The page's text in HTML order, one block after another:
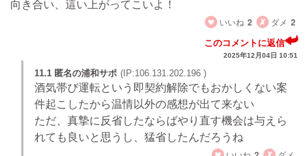
向き合い、這い上がってこいよ！
いいね 2 ダメ 2
このコメントに返信
2025年12月04日 10:51
11.1 匿名の浦和サポ (IP:106.131.202.196 )
酒気帯び運転という即契約解除でもおかしくない案
件起こしたから温情以外の感想が出て来ない
ただ、真摯に反省したならばやり直す機会は与えら
れても良いと思うし、猛省したんだろうね